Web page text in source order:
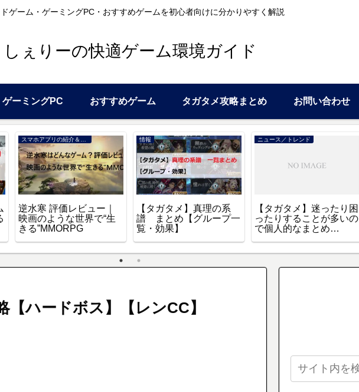
ゲーム・ゲーミングPC・おすすめゲームを初心者向けに分かりやすく解説
しぇりーの快適ゲーム環境ガイド
ゲーミングPC おすすめゲーム タガタメ攻略まとめ お問い合わせ
スマホアプリの紹介＆レビュー
逆水寒 評価レビュー｜
映画のような世界で“生
きる”MMORPG
情報
【タガタメ】真理の系
譜 まとめ【グループ一
覧・効果】
ニュース／トレンド
【タガタメ】迷ったり困
ったりすることが多いの
で個人的なまとめ
【ハードボス】【レンCC】